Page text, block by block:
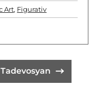
Art, Figurativ